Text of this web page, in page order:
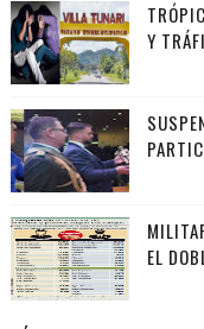
Y
EL